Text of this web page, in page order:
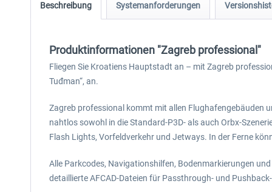
Beschreibung Systemanforderungen
Produktinformationen "Zagreb professional"
Fliegen Sie Kroatiens Hauptstadt an – mit Zagreb
Tuđman“, an.
Zagreb professional kommt mit allen Flughafengebäuden
nahtlos sowohl in die Standard-P3D- als auch Orbx-
Flash Lights, Vorfeldverkehr und Jetways. In der Ferne
Alle Parkcodes, Navigationshilfen, Bodenmarkierungen
detaillierte AFCAD-Dateien für Passthrough- und